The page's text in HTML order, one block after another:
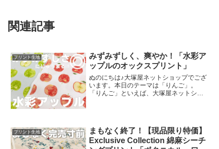
関連記事
プリント生地
みずみずしく、爽やか！「水彩ア
ップルのオックスプリント」
ぬのにちは♪大塚屋ネットショップでござ
います。本日のテーマは「りんご」。
「りんご」といえば、大塚屋ネットショ
プリント生地
まもなく終了！【現品限り特価】
Exclusive Collection 綿麻シーチ